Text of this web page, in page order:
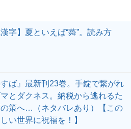
漢字】夏といえば“蕣”。読み方
すば』最新刊23巻。手錠で繋がれ
とダクネス。納税から逃れるた
策へ…（ネタバレあり）【この
い世界に祝福を！】